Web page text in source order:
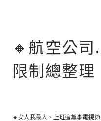
🔸 航空公司
限制總整理
🔸女人我最大、上班這黨事電視